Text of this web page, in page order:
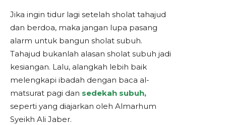
Jika ingin tidur lagi setelah sholat tahajud
dan berdoa, maka jangan lupa pasang
alarm untuk bangun sholat subuh.
Tahajud bukanlah alasan sholat subuh jadi
kesiangan. Lalu, alangkah lebih baik
melengkapi ibadah dengan baca al-
matsurat pagi dan sedekah subuh,
seperti yang diajarkan oleh Almarhum
Syeikh Ali Jaber.